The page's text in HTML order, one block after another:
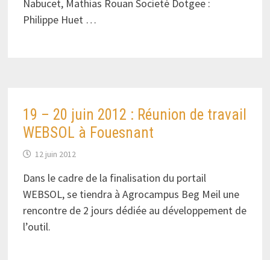
Nabucet, Mathias Rouan Societé Dotgee :
Philippe Huet …
19 – 20 juin 2012 : Réunion de travail
WEBSOL à Fouesnant
12 juin 2012
Dans le cadre de la finalisation du portail
WEBSOL, se tiendra à Agrocampus Beg Meil une
rencontre de 2 jours dédiée au développement de
l’outil.